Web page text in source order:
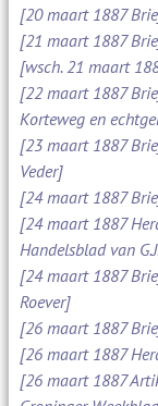
[20 maart 1887
[21 maart 1887
[wsch. 21 maart
[22 maart 1887
Korteweg en
[23 maart 1887
Veder]
[24 maart 1887
[24 maart 1887
Handelsblad van
[24 maart 1887
Roever]
[26 maart 1887
[26 maart 1887
[26 maart 1887